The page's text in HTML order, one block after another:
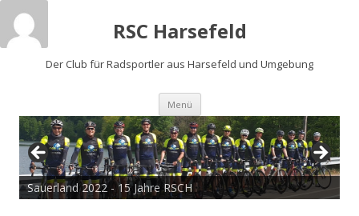
RSC Harsefeld
Der Club für Radsportler aus Harsefeld und Umgebung
Menü Zum
springen
Sauerland 2022 - 15 Jahre RSCH